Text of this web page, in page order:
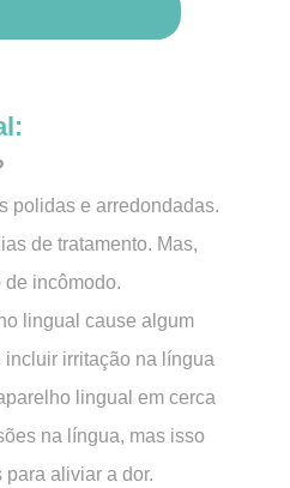
polidas e arredondadas.
de tratamento. Mas,
incômodo.
lingual cause algum
irritação na língua
lingual em cerca
na língua, mas isso
aliviar a dor.